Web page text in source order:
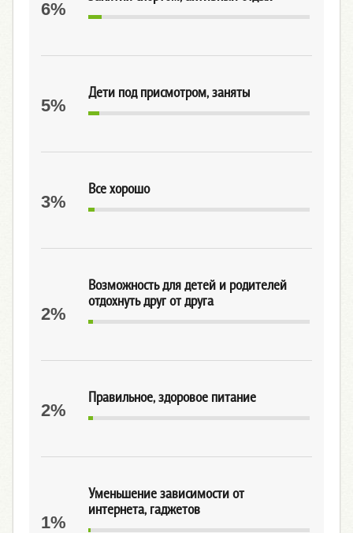
6%
Дети под присмотром, заняты
5%
Все хорошо
3%
Возможность для детей и родителей
отдохнуть друг от друга
2%
Правильное, здоровое питание
2%
Уменьшение зависимости от
интернета, гаджетов
1%